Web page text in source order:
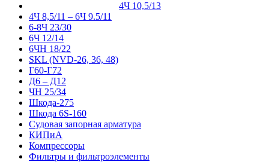
4Ч 10,5/13
4Ч 8,5/11 – 6Ч 9.5/11
6-8Ч 23/30
6Ч 12/14
6ЧН 18/22
SKL (NVD-26, 36, 48)
Г60-Г72
Д6 – Д12
ЧН 25/34
Шкода-275
Шкода 6S-160
Судовая запорная арматура
КИПиА
Компрессоры
Фильтры и фильтроэлементы